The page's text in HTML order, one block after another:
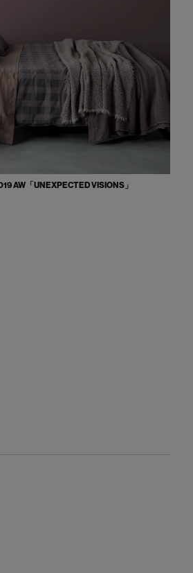
AW「UNEXPECTED VISIONS」